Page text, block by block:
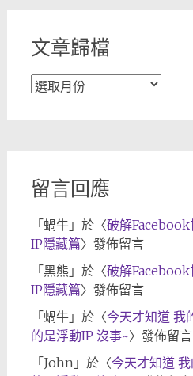
文章歸檔
文
留言回應
「蝸牛」於〈破解
IP隱藏篇〉發佈留言
「黑熊 」於〈破解
IP隱藏篇〉發佈留言
「蝸牛」於〈今天才知道 我
的是浮動IP 沒事~〉發佈留言
「John 」於〈今天才知道